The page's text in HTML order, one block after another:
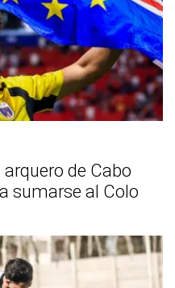
de Cabo
sumarse al Colo